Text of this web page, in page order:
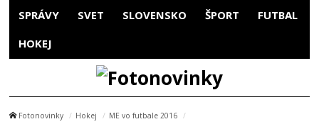
SPRÁVY SVET SLOVENSKO ŠPORT FUTBAL
HOKEJ
Fotonovinky Hokej ME vo futbale 2016